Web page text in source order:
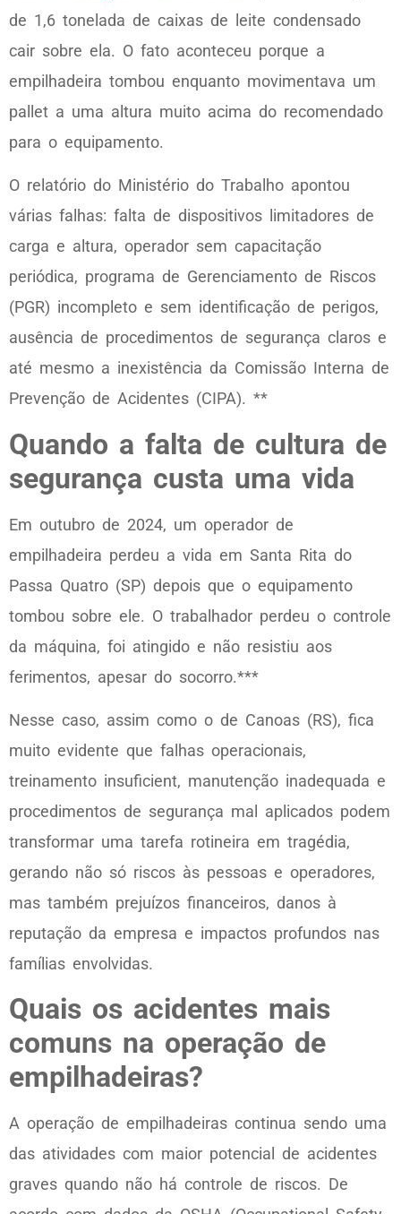
de 1,6 tonelada de caixas de leite condensado
cair sobre ela. O fato aconteceu porque a
empilhadeira tombou enquanto movimentava um
pallet a uma altura muito acima do recomendado
para o equipamento.
O relatório do Ministério do Trabalho apontou
várias falhas: falta de dispositivos limitadores de
carga e altura, operador sem capacitação
periódica, programa de Gerenciamento de Riscos
(PGR) incompleto e sem identificação de perigos,
ausência de procedimentos de segurança claros e
até mesmo a inexistência da Comissão Interna de
Prevenção de Acidentes (CIPA). **
Quando a falta de cultura de
segurança custa uma vida
Em outubro de 2024, um operador de
empilhadeira perdeu a vida em Santa Rita do
Passa Quatro (SP) depois que o equipamento
tombou sobre ele. O trabalhador perdeu o controle
da máquina, foi atingido e não resistiu aos
ferimentos, apesar do socorro.***
Nesse caso, assim como o de Canoas (RS), fica
muito evidente que falhas operacionais,
treinamento insuficient, manutenção inadequada e
procedimentos de segurança mal aplicados podem
transformar uma tarefa rotineira em tragédia,
gerando não só riscos às pessoas e operadores,
mas também prejuízos financeiros, danos à
reputação da empresa e impactos profundos nas
famílias envolvidas.
Quais os acidentes mais
comuns na operação de
empilhadeiras?
A operação de empilhadeiras continua sendo uma
das atividades com maior potencial de acidentes
graves quando não há controle de riscos. De